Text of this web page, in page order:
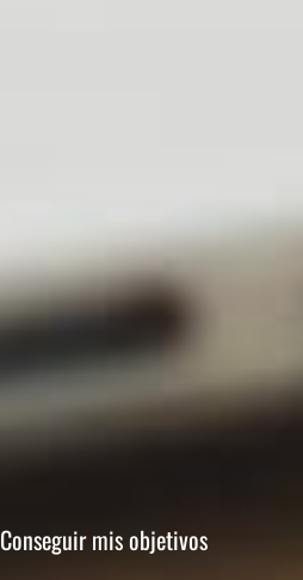
Conseguir mis objetivos